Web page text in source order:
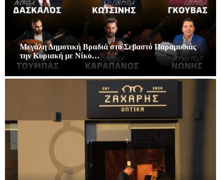
Μεγάλη Δημοτική Βραδιά στο Σεβαστό Παραμυθιάς
την Κυριακή με Νίκο…